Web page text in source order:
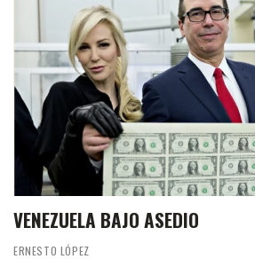
VENEZUELA BAJO ASEDIO
ERNESTO LÓPEZ